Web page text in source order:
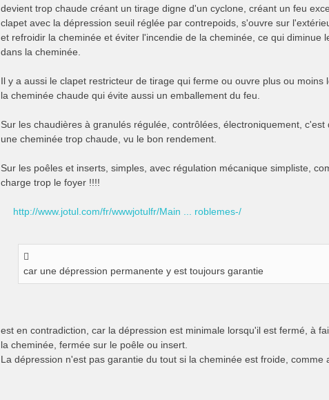
devient trop chaude créant un tirage digne d'un cyclone, créant un feu
clapet avec la dépression seuil réglée par contrepoids, s'ouvre sur
et refroidir la cheminée et éviter l'incendie de la cheminée, ce qui
dans la cheminée.
Il y a aussi le clapet restricteur de tirage qui ferme ou ouvre plus ou
la cheminée chaude qui évite aussi un emballement du feu.
Sur les chaudières à granulés régulée, contrôlées, électroniquement,
une cheminée trop chaude, vu le bon rendement.
Sur les poêles et inserts, simples, avec régulation mécanique simpliste,
charge trop le foyer !!!!
http://www.jotul.com/fr/wwwjotulfr/Main ... roblemes-/
car une dépression permanente y est toujours garantie
est en contradiction, car la dépression est minimale lorsqu'il est fermé, à
la cheminée, fermée sur le poêle ou insert.
La dépression n'est pas garantie du tout si la cheminée est froide,